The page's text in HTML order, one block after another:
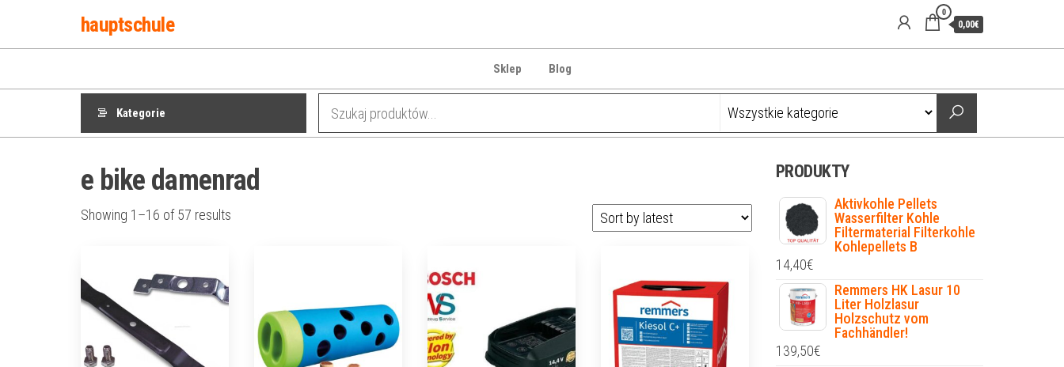
treści
hauptschule
0
0,00€
Sklep Blog
Kategorie
e bike damenrad
Showing 1–16 of 57 results
PRODUKTY
Aktivkohle Pellets
Wasserfilter Kohle
Filtermaterial Filterkohle
Kohlepellets B
14,40€
Remmers HK Lasur 10
Liter Holzlasur
Holzschutz vom
Fachhändler!
139,50€